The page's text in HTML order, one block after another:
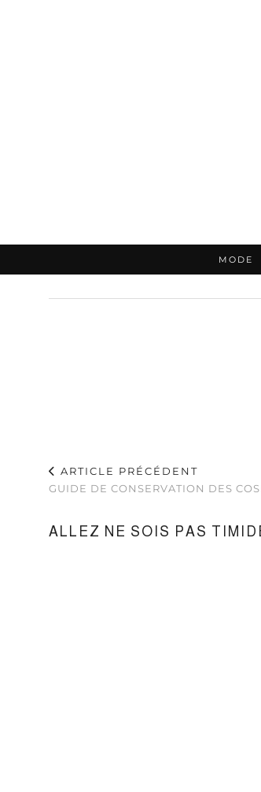
MODE
ARTICLE PRÉCÉDENT
GUIDE DE CONSERVATION DES
ALLEZ NE SOIS PAS